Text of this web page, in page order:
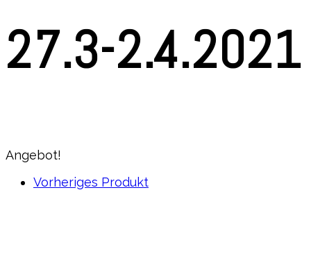
27.3-2.4.2021
Angebot!
Vorheriges Produkt